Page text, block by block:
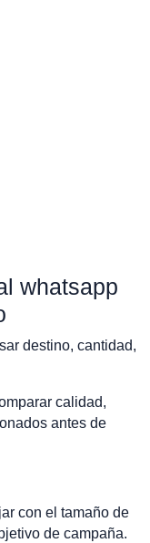
whatsapp
destino, cantidad,
calidad,
antes de
con el tamaño de
de campaña.